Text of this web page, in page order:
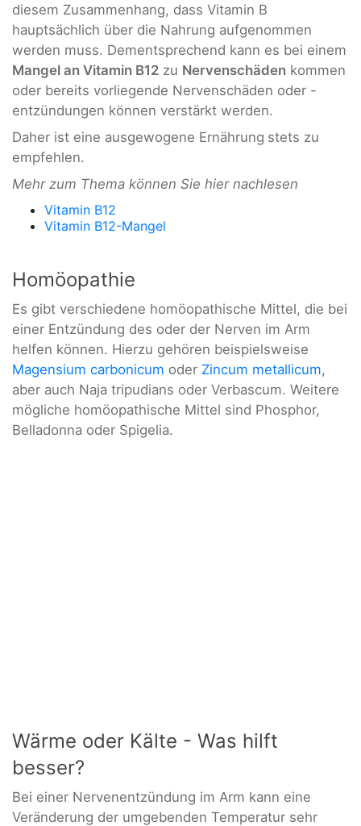
diesem Zusammenhang, dass Vitamin B
hauptsächlich über die Nahrung aufgenommen
werden muss. Dementsprechend kann es bei einem
Mangel an Vitamin B12 zu Nervenschäden kommen
oder bereits vorliegende Nervenschäden oder -
entzündungen können verstärkt werden.
Daher ist eine ausgewogene Ernährung stets zu
empfehlen.
Mehr zum Thema können Sie hier nachlesen
Vitamin B12
Vitamin B12-Mangel
Homöopathie
Es gibt verschiedene homöopathische Mittel, die bei
einer Entzündung des oder der Nerven im Arm
helfen können. Hierzu gehören beispielsweise
Magensium carbonicum oder Zincum metallicum,
aber auch Naja tripudians oder Verbascum. Weitere
mögliche homöopathische Mittel sind Phosphor,
Belladonna oder Spigelia.
Wärme oder Kälte - Was hilft
besser?
Bei einer Nervenentzündung im Arm kann eine
Veränderung der umgebenden Temperatur sehr